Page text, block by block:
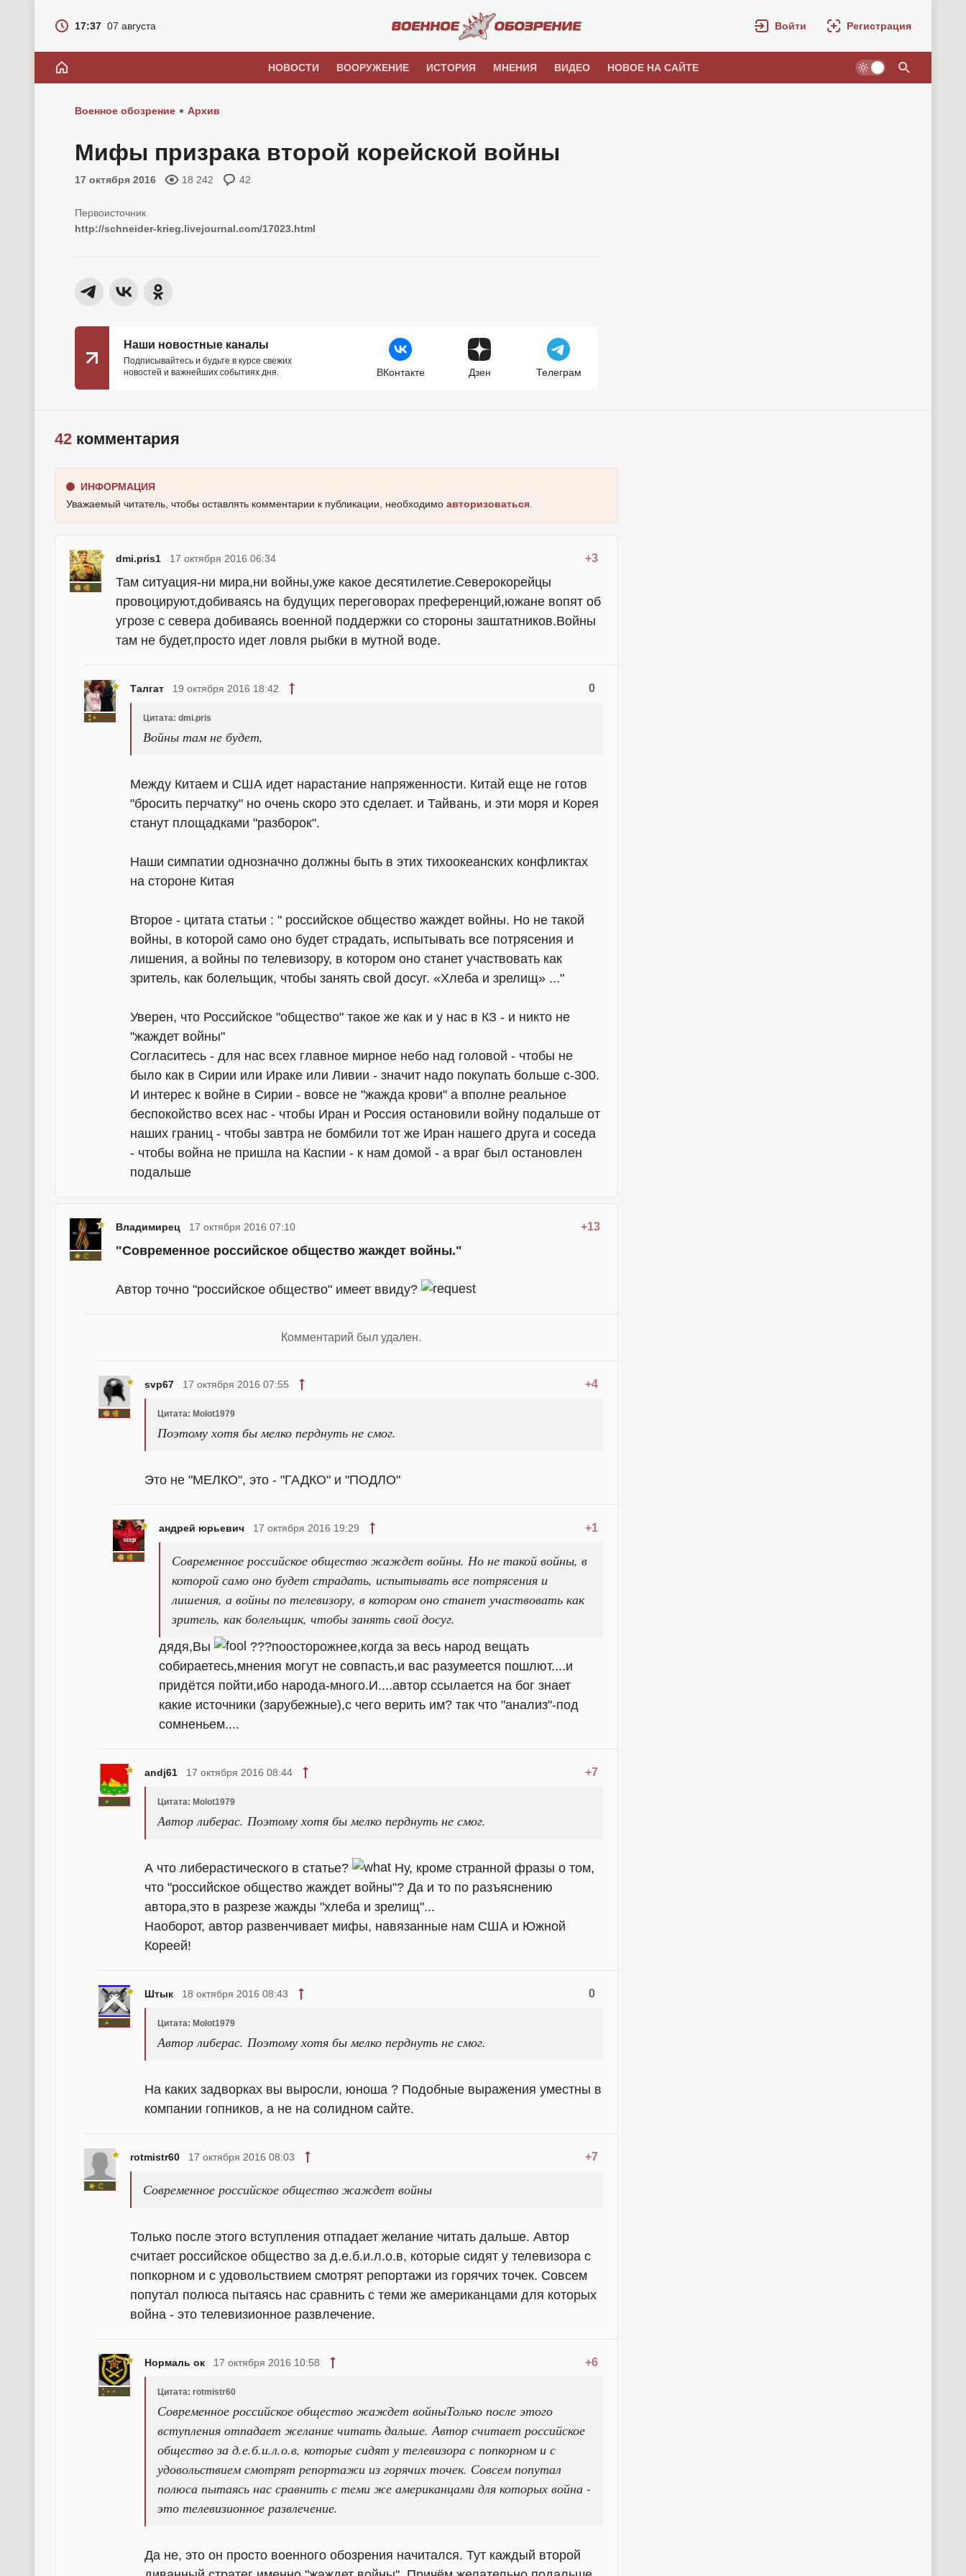
17:37 07 августа Войти Регистрация
НОВОСТИ ВООРУЖЕНИЕ ИСТОРИЯ МНЕНИЯ ВИДЕО НОВОЕ НА САЙТЕ
Военное обозрение Архив
Мифы призрака второй корейской войны
17 октября 2016 18 242 42
http://schneider-krieg.livejournal.com/17023.html
Наши новостные каналы
Подписывайтесь и будьте в курсе свежих
новостей и важнейших событиях дня.
ВКонтакте Дзен Телеграм
42 комментария
ИНФОРМАЦИЯ
Уважаемый читатель, чтобы оставлять комментарии к публикации, необходимо авторизоваться
dmi.pris1 +3
17 октября 2016 06:34
Там ситуация-ни мира,ни войны,уже какое десятилетие.Северокорейцы
провоцируют,добиваясь на будущих переговорах преференций,южане вопят об
угрозе с севера добиваясь военной поддержки со стороны заштатников.Войны
там не будет,просто идет ловля рыбки в мутной воде.
Талгат 0
19 октября 2016 18:42
Цитата: dmi.pris
Войны там не будет,
Между Китаем и США идет нарастание напряженности. Китай еще не готов
"бросить перчатку" но очень скоро это сделает. и Тайвань, и эти моря и Корея
станут площадками "разборок".
Наши симпатии однозначно должны быть в этих тихоокеанских конфликтах
на стороне Китая
Второе - цитата статьи : " российское общество жаждет войны. Но не такой
войны, в которой само оно будет страдать, испытывать все потрясения и
лишения, а войны по телевизору, в котором оно станет участвовать как
зритель, как болельщик, чтобы занять свой досуг. «Хлеба и зрелищ» ..."
Уверен, что Российское "общество" такое же как и у нас в КЗ - и никто не
"жаждет войны"
Согласитесь - для нас всех главное мирное небо над головой - чтобы не
было как в Сирии или Ираке или Ливии - значит надо покупать больше с-300.
И интерес к войне в Сирии - вовсе не "жажда крови" а вполне реальное
беспокойство всех нас - чтобы Иран и Россия остановили войну подальше от
наших границ - чтобы завтра не бомбили тот же Иран нашего друга и соседа
- чтобы война не пришла на Каспии - к нам домой - а враг был остановлен
подальше
Владимирец +13
17 октября 2016 07:10
"Современное российское общество жаждет войны."
Автор точно "российское общество" имеет ввиду?
Комментарий был удален.
svp67 +4
17 октября 2016 07:55
Цитата: Molot1979
Поэтому хотя бы мелко перднуть не смог.
Это не "МЕЛКО", это - "ГАДКО" и "ПОДЛО"
андрей юрьевич +1
17 октября 2016 19:29
Современное российское общество жаждет войны. Но не такой войны, в
которой само оно будет страдать, испытывать все потрясения и
лишения, а войны по телевизору, в котором оно станет участвовать как
зритель, как болельщик, чтобы занять свой досуг.
дядя,Вы
???поосторожнее,когда за весь народ вещать
собираетесь,мнения могут не совпасть,и вас разумеется пошлют....и
придётся пойти,ибо народа-много.И....автор ссылается на бог знает
какие источники (зарубежные),с чего верить им? так что "анализ"-под
сомненьем....
andj61 +7
17 октября 2016 08:44
Цитата: Molot1979
Автор либерас. Поэтому хотя бы мелко перднуть не смог.
А что либерастического в статье?
Ну, кроме странной фразы о том,
что "российское общество жаждет войны"? Да и то по разъяснению
автора,это в разрезе жажды "хлеба и зрелищ"...
Наоборот, автор развенчивает мифы, навязанные нам США и Южной
Кореей!
Штык 0
18 октября 2016 08:43
Цитата: Molot1979
Автор либерас. Поэтому хотя бы мелко перднуть не смог.
На каких задворках вы выросли, юноша ? Подобные выражения уместны в
компании гопников, а не на солидном сайте.
rotmistr60 +7
17 октября 2016 08:03
Современное российское общество жаждет войны
Только после этого вступления отпадает желание читать дальше. Автор
считает российское общество за д.е.б.и.л.о.в, которые сидят у телевизора с
попкорном и с удовольствием смотрят репортажи из горячих точек. Совсем
попутал полюса пытаясь нас сравнить с теми же американцами для которых
война - это телевизионное развлечение.
Нормаль ок +6
17 октября 2016 10:58
Цитата: rotmistr60
Современное российское общество жаждет войныТолько после этого
вступления отпадает желание читать дальше. Автор считает российское
общество за д.е.б.и.л.о.в, которые сидят у телевизора с попкорном и с
удовольствием смотрят репортажи из горячих точек. Совсем попутал
полюса пытаясь нас сравнить с теми же американцами для которых война -
это телевизионное развлечение.
Да не, это он просто военного обозрения начитался. Тут каждый второй